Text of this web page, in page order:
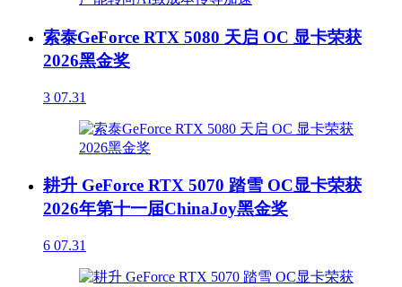
索泰GeForce RTX 5080 天启 OC 显卡荣获
2026黑金奖
3 07.31
耕升 GeForce RTX 5070 踏雪 OC显卡荣获
2026年第十一届ChinaJoy黑金奖
6 07.31